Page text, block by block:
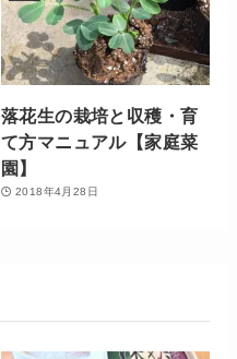
落花生の栽培と収穫・育
て方マニュアル【家庭菜
園】
2018年4月28日